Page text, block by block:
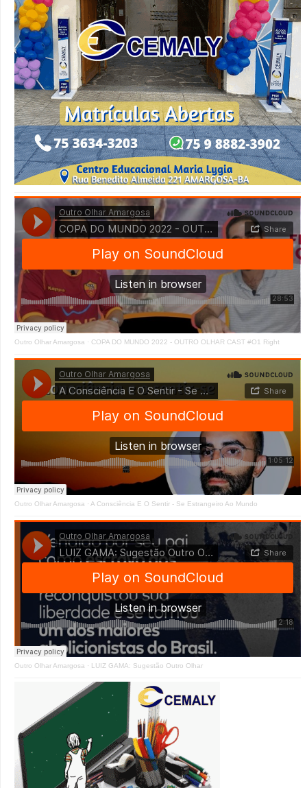
Outro Olhar Amargosa · COPA DO MUNDO 2022 - OUTRO OLHAR CAST #O1 Right
Outro Olhar Amargosa · A Consciência E O Sentir - Se Estrangeiro Ao Mundo
Outro Olhar Amargosa · LUIZ GAMA: Sugestão Outro Olhar